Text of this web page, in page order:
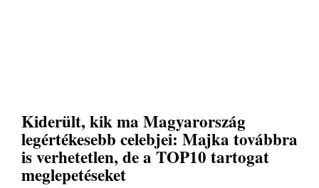
Kiderült, kik ma Magyarország
legértékesebb celebjei: Majka továbbra
is verhetetlen, de a TOP10 tartogat
meglepetéseket